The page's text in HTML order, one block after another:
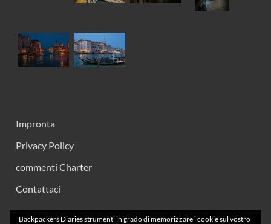
Impronta
Privacy Policy
commenti Charter
Contattaci
Backpackers Diaries strumenti in grado di memorizzare i cookie sul vostro